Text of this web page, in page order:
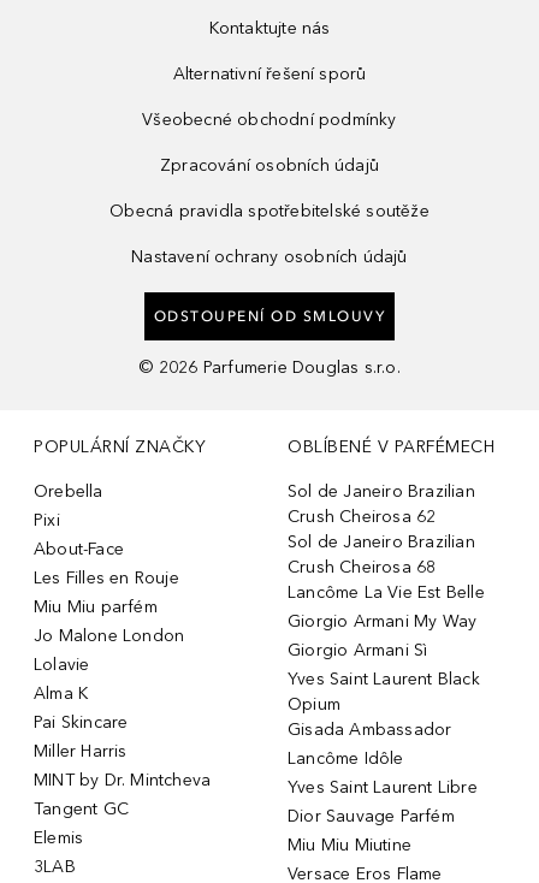
Kontaktujte nás
Alternativní řešení sporů
Všeobecné obchodní podmínky
Zpracování osobních údajů
Obecná pravidla spotřebitelské soutěže
Nastavení ochrany osobních údajů
ODSTOUPENÍ OD SMLOUVY
© 2026 Parfumerie Douglas s.r.o.
POPULÁRNÍ ZNAČKY
Orebella
Pixi
About-Face
Les Filles en Rouje
Miu Miu parfém
Jo Malone London
Lolavie
Alma K
Pai Skincare
Miller Harris
MINT by Dr. Mintcheva
Tangent GC
Elemis
3LAB
OBLÍBENÉ V PARFÉMECH
Sol de Janeiro Brazilian
Crush Cheirosa 62
Sol de Janeiro Brazilian
Crush Cheirosa 68
Lancôme La Vie Est Belle
Giorgio Armani My Way
Giorgio Armani Sì
Yves Saint Laurent Black
Opium
Gisada Ambassador
Lancôme Idôle
Yves Saint Laurent Libre
Dior Sauvage Parfém
Miu Miu Miutine
Versace Eros Flame